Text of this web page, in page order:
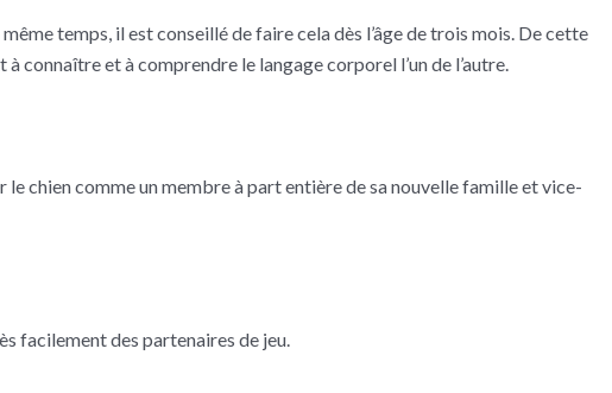
temps, il est conseillé de faire cela dès l’âge de trois mois. De cette
connaître et à comprendre le langage corporel l’un de l’autre.
le chien comme un membre à part entière de sa nouvelle famille et vice-
facilement des partenaires de jeu.